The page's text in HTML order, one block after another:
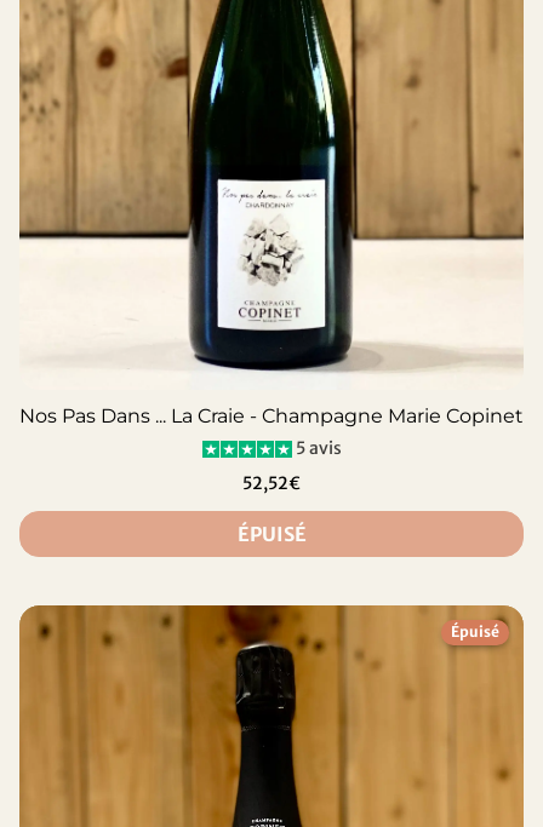
Nos Pas Dans ... La Craie - Champagne Marie Copinet
5 avis
52,52€
ÉPUISÉ
Épuisé